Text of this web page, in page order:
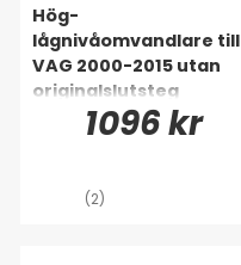
Hög-
lågnivåomvandlare till
VAG 2000-2015 utan
originalslutsteg
1096 kr
(2)